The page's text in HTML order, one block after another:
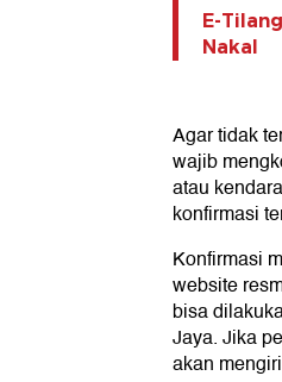
E-
Nakal
Agar tidak
wajib
atau
konfirmasi
Konfirmasi
website
bisa
Jaya. Jika
akan